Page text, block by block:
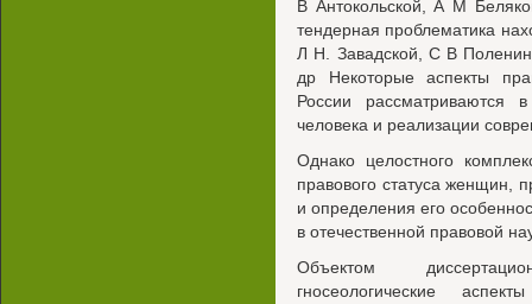
В Антокольской, А М
тендерная проблематика
Л Н. Завадской, С В
др Некоторые аспекты
России рассматриваются
человека и реализации
Однако целостного
правового статуса женщин,
и определения его
в отечественной правовой
Объектом
гносеологические